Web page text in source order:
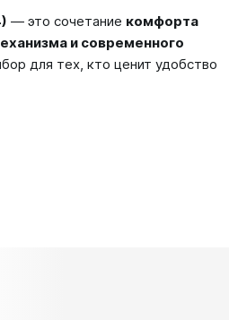
— это сочетание комфорта
и современного
для тех, кто ценит удобство